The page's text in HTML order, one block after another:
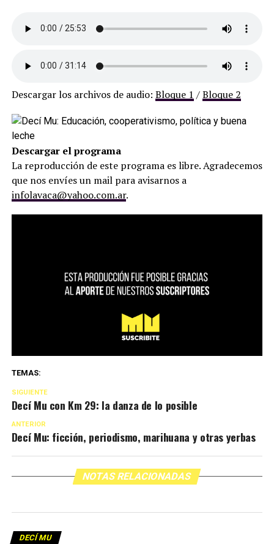
Descargar los archivos de audio: Bloque 1 /Bloque 2
Descargar el programa
La reproducción de este programa es libre. Agradecemos
que nos envíes un mail para avisarnos a
infolavaca@yahoo.com.ar.
TEMAS:
SIGUIENTE
Decí Mu con Km 29: la danza de lo posible
ANTERIOR
Decí Mu: ficción, periodismo, marihuana y otras yerbas
NOTAS RELACIONADAS
DECÍ MU